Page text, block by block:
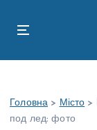
Головна > Місто >
под лед: фото